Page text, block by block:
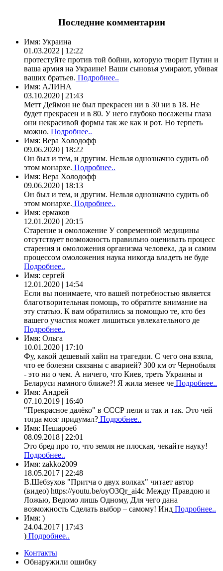
Последние комментарии
Имя: Украина
01.03.2022 | 12:22
протестуйте против той бойни, которую творит Путин и
ваша армия на Украине! Ваши сыновья умирают, убивая
ваших братьев. Подробнее..
Имя: АЛИНА
03.10.2020 | 21:43
Метт Деймон не был прекрасен ни в 30 ни в 18. Не
будет прекрасен и в 80. У него глубоко посажены глаза
они некрасивой формы так же как и рот. Но терпеть
можно. Подробнее..
Имя: Вера Холодофф
09.06.2020 | 18:22
Он был и тем, и другим. Нельзя однозначно судить об
этом монархе. Подробнее..
Имя: Вера Холодофф
09.06.2020 | 18:13
Он был и тем, и другим. Нельзя однозначно судить об
этом монархе. Подробнее..
Имя: ермаков
12.01.2020 | 20:15
Старение и омоложение У современной медицины
отсутствует возможность правильно оценивать процесс
старения и омоложения организма человека, да и самим
процессом омоложения наука никогда владеть не буде
Подробнее..
Имя: сергей
12.01.2020 | 14:54
Если вы понимаете, что вашей потребностью является
благотворительная помощь, то обратите внимание на
эту статью. К вам обратились за помощью те, кто без
вашего участия может лишиться увлекательного де
Подробнее..
Имя: Ольга
10.01.2020 | 17:10
Фу, какой дешевый хайп на трагедии. С чего она взяла,
что ее болезни связаны с аварией? 300 км от Чернобыля
- это ни о чем. А ничего, что Киев, треть Украины и
Беларуси намного ближе?! Я жила менее че Подробнее..
Имя: Андрей
07.10.2019 | 16:40
"Прекрасное далёко" в СССР пели и так и так. Это чей
тогда мозг придумал? Подробнее..
Имя: Нешароеб
08.09.2018 | 22:01
Это бред про то, что земля не плоская, чекайте науку!
Подробнее..
Имя: zakko2009
18.05.2017 | 22:48
В.Шебзухов "Притча о двух волках" читает автор
(видео) https://youtu.be/oyO3Qr_ai4c Между Правдою и
Ложью, Ведомо лишь Одному, Для чего дана
возможность Сделать выбор – самому! Инд Подробнее..
Имя: )
24.04.2017 | 17:43
) Подробнее..
Контакты
Обнаружили ошибку